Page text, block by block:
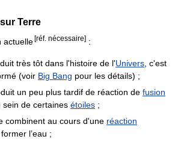
Terre
actuelle[réf. nécessaire] :
très tôt dans l'histoire de l'Univers , c'est
(voir Big Bang pour les détails) ;
un peu plus tardif de réaction de fusion
sein de certaines étoiles ;
combinent au cours d'une réaction
l’eau ;